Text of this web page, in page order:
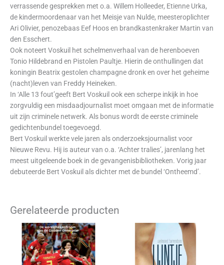
verrassende gesprekken met o.a. Willem Holleeder, Etienne Urka,
de kindermoordenaar van het Meisje van Nulde, meesteroplichter
Ari Olivier, penozebaas Eef Hoos en brandkastenkraker Martin van
den Esschert.
Ook noteert Voskuil het schelmenverhaal van de herenboeven
Tonio Hildebrand en Pistolen Paultje. Hierin de onthullingen dat
koningin Beatrix gestolen champagne dronk en over het geheime
(nacht)leven van Freddy Heineken.
In ‘Alle 13 fout’geeft Bert Voskuil ook een scherpe inkijk in hoe
zorgvuldig een misdaadjournalist moet omgaan met de informatie
uit zijn criminele netwerk. Als bonus wordt de eerste criminele
gedichtenbundel toegevoegd.
Bert Voskuil werkte vele jaren als onderzoeksjournalist voor
Nieuwe Revu. Hij is auteur van o.a. ‘Achter tralies’, jarenlang het
meest uitgeleende boek in de gevangenisbibliotheken. Vorig jaar
debuteerde Bert Voskuil als dichter met de bundel ‘Ontheemd’.
Gerelateerde producten